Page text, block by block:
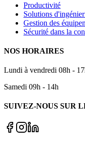
Productivité
Solutions
Gestion des
Sécurité dans la
NOS HORAIRES
Lundi à vendredi 08h -
Samedi 09h - 14h
SUIVEZ-NOUS SUR